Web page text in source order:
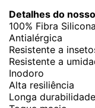
Detalhes do
100% Fibra
Antialérgica
Resistente a
Resistente a
Inodoro
Alta resiliência
Longa durabilidade